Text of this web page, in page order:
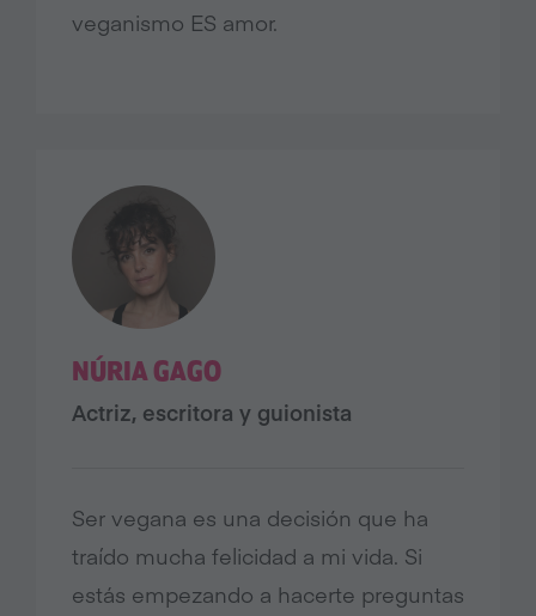
veganismo ES amor.
NÚRIA GAGO
Actriz, escritora y guionista
Ser vegana es una decisión que ha
traído mucha felicidad a mi vida. Si
estás empezando a hacerte preguntas